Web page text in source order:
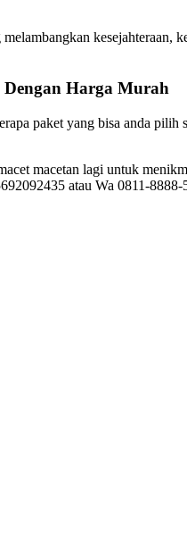
kesejahteraan,
Harga Murah
paket yang bisa anda pilih
macetan lagi untuk
atau Wa 0811-8888-